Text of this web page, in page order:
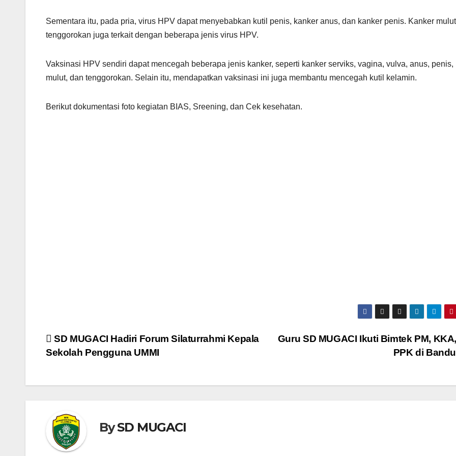
Sementara itu, pada pria, virus HPV dapat menyebabkan kutil penis, kanker anus, dan kanker penis. Kanker
tenggorokan juga terkait dengan beberapa jenis virus HPV.
Vaksinasi HPV sendiri dapat mencegah beberapa jenis kanker, seperti kanker serviks, vagina, vulva, anus, penis,
mulut, dan tenggorokan. Selain itu, mendapatkan vaksinasi ini juga membantu mencegah kutil kelamin.
Berikut dokumentasi foto kegiatan BIAS, Sreening, dan Cek kesehatan.
Navigasi
Guru SD MUGACI Ikuti Bimtek PM,
PPK di
SD MUGACI Hadiri Forum Silaturrahmi Kepala
Sekolah Pengguna UMMI
BySD MUGACI